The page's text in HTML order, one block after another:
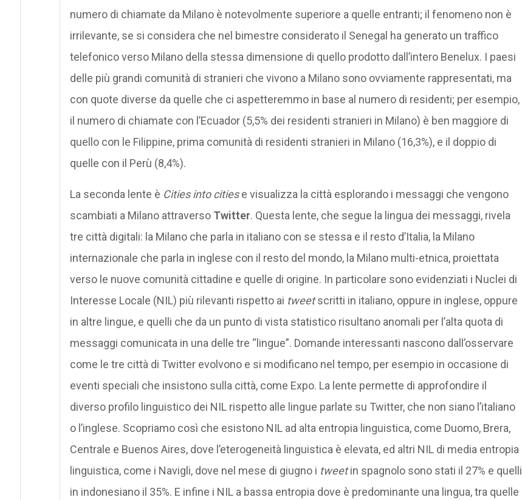
numero di chiamate da Milano è notevolmente superiore a quelle entranti; il fenomeno non è
irrilevante, se si considera che nel bimestre considerato il Senegal ha generato un traffico
telefonico verso Milano della stessa dimensione di quello prodotto dall’intero Benelux. I paesi
delle più grandi comunità di stranieri che vivono a Milano sono ovviamente rappresentati, ma
con quote diverse da quelle che ci aspetteremmo in base al numero di residenti; per esempio,
il numero di chiamate con l’Ecuador (5,5% dei residenti stranieri in Milano) è ben maggiore di
quello con le Filippine, prima comunità di residenti stranieri in Milano (16,3%), e il doppio di
quelle con il Perù (8,4%).
La seconda lente è Cities into citiese visualizza la città esplorando i messaggi che vengono
scambiati a Milano attraverso Twitter. Questa lente, che segue la lingua dei messaggi, rivela
tre città digitali: la Milano che parla in italiano con se stessa e il resto d’Italia, la Milano
internazionale che parla in inglese con il resto del mondo, la Milano multi-etnica, proiettata
verso le nuove comunità cittadine e quelle di origine. In particolare sono evidenziati i Nuclei di
Interesse Locale (NIL) più rilevanti rispetto ai tweetscritti in italiano, oppure in inglese, oppure
in altre lingue, e quelli che da un punto di vista statistico risultano anomali per l’alta quota di
messaggi comunicata in una delle tre “lingue”. Domande interessanti nascono dall’osservare
come le tre città di Twitter evolvono e si modificano nel tempo, per esempio in occasione di
eventi speciali che insistono sulla città, come Expo. La lente permette di approfondire il
diverso profilo linguistico dei NIL rispetto alle lingue parlate su Twitter, che non siano l’italiano
o l’inglese. Scopriamo così che esistono NIL ad alta entropia linguistica, come Duomo, Brera,
Centrale e Buenos Aires, dove l’eterogeneità linguistica è elevata, ed altri NIL di media entropia
linguistica, come i Navigli, dove nel mese di giugno i tweetin spagnolo sono stati il 27% e quelli
in indonesiano il 35%. E infine i NIL a bassa entropia dove è predominante una lingua, tra quelle